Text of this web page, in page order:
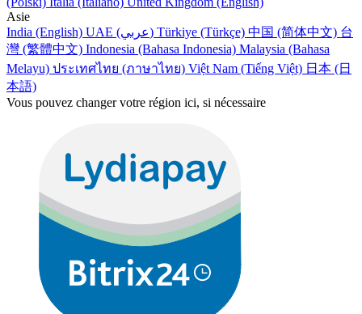
Asie
India (English)
UAE (عربي) Türkiye (Türkçe) 中国 (简体中文) 台
灣 (繁體中文) Indonesia (Bahasa Indonesia) Malaysia (Bahasa
Melayu) ประเทศไทย (ภาษาไทย) Việt Nam (Tiếng Việt) 日本 (日
本語)
Vous pouvez changer votre région ici, si nécessaire